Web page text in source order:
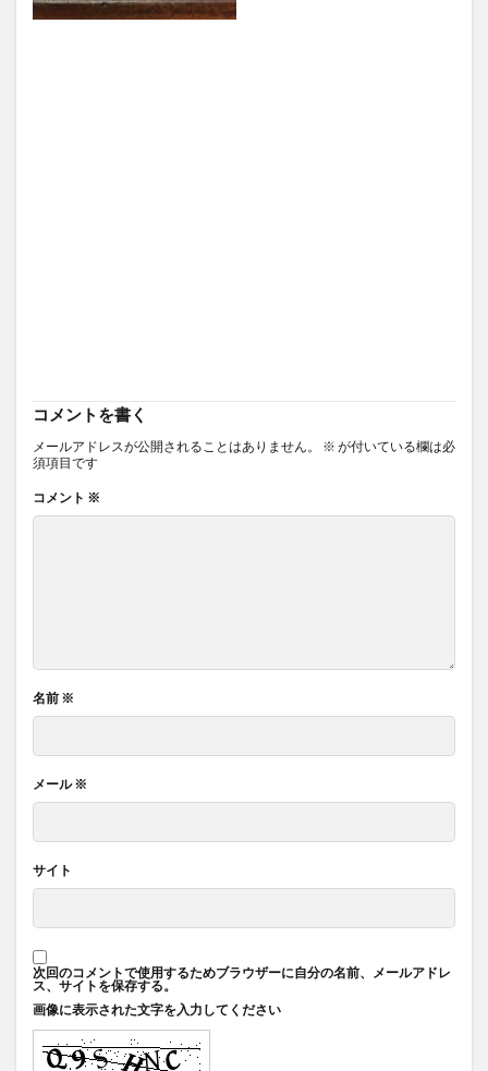
コメントを書く
メールアドレスが公開されることはありません。 ※ が付いている欄は必
須項目です
コメント ※
名前 ※
メール※
サイト
次回のコメントで使用するためブラウザーに自分の名前、メールアドレ
ス、サイトを保存する。
画像に表示された文字を入力してください